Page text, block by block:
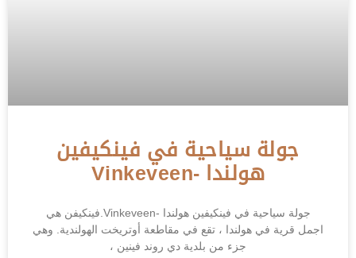
جولة سياحية في فينكيفين
هولندا -Vinkeveen
جولة سياحية في فينكيفين هولندا -Vinkeveen.فينكيفن هي
اجمل قرية في هولندا ، تقع في مقاطعة أوتريخت الهولندية. وهي
جزء من بلدية دي روند فينين ،